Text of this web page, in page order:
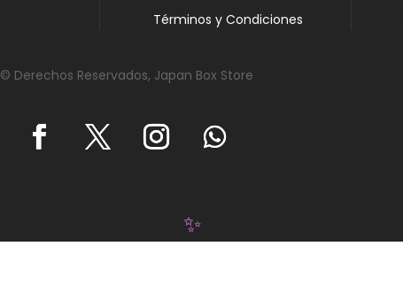
Términos y Condiciones
© Derechos Reservados, Japan Box Store